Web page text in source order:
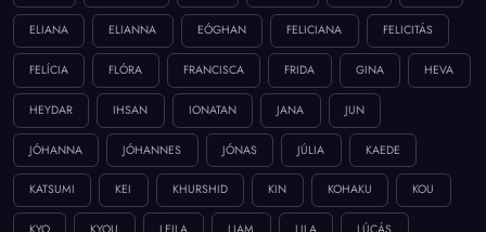
ELIANA ELIANNA EÓGHAN FELICIANA FELICITÁS
FELÍCIA FLÓRA FRANCISCA FRIDA GINA HEVA
HEYDAR IHSAN IONATAN JANA JUN
JÓHANNA JÓHANNES JÓNAS JÚLIA KAEDE
KATSUMI KEI KHURSHID KIN KOHAKU KOU